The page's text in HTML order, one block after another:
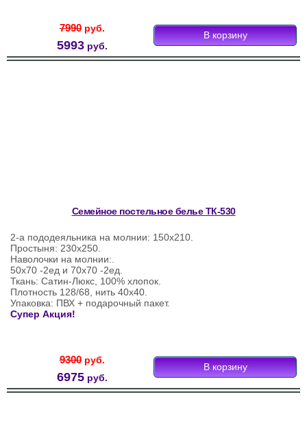
7990руб.
5993руб.
Семейное постельное белье ТК-530
2-а пододеяльника на молнии: 150х210.
Простыня: 230х250.
Наволочки на молнии:.
50х70 -2ед и 70х70 -2ед.
Ткань: Сатин-Люкс, 100% хлопок.
Плотность 128/68, нить 40х40.
Упаковка: ПВХ + подарочный пакет.
Супер Акция!
9300руб.
6975руб.